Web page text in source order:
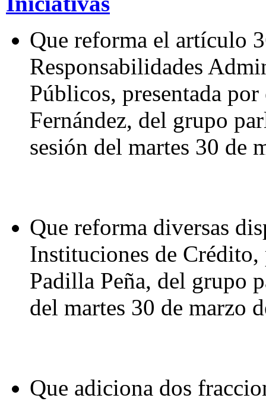
Que reforma el artículo
Responsabilidades
Públicos, presentada
Fernández, del grupo
sesión del martes 30 de
Que reforma diversas
Instituciones de Crédito,
Padilla Peña, del grupo
del martes 30 de marzo
Que adiciona dos